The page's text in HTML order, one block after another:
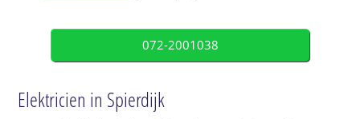
072-2001038
Elektricien in Spierdijk